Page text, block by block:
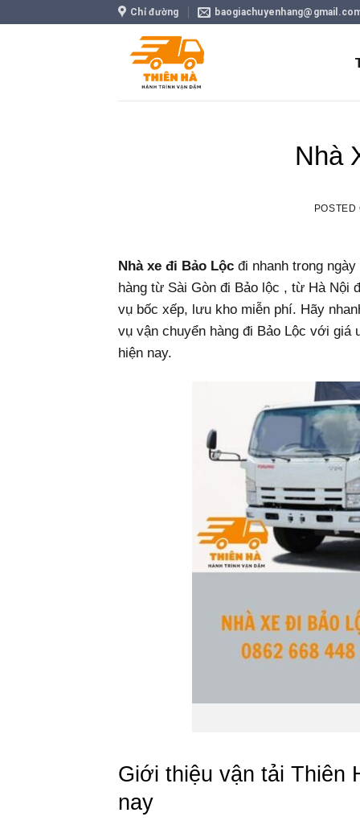
Chỉ đường
Nhà
Nhà xe đi Bảo Lộc đi nhanh trong
hàng từ Sài Gòn đi Bảo lộc , từ Hà Nội
vụ bốc xếp, lưu kho miễn phí. Hãy
vụ vận chuyển hàng đi Bảo Lộc với
hiện nay.
Giới thiệu vận tải Thiên
nay